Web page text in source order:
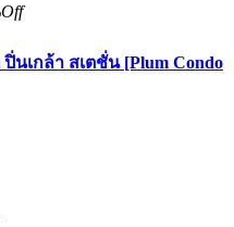
Off
เกล้า สเตชั่น [Plum Condo